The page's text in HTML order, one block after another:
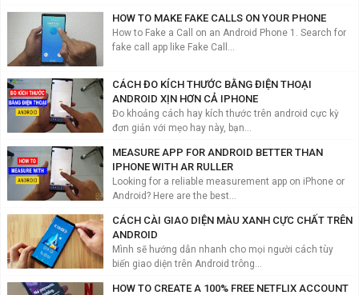
HOW TO MAKE FAKE CALLS ON YOUR PHONE
How to Fake a Call on an Android Phone 1. Search for
fake call app like Fake Call...
CÁCH ĐO KÍCH THƯỚC BẰNG ĐIỆN THOẠI
ANDROID XỊN HƠN CẢ IPHONE
Đo khoảng cách hay kích thước trên android cực kỳ
đơn giản với mẹo hay này, bạn...
MEASURE APP FOR ANDROID BETTER THAN
IPHONE WITH AR RULLER
Looking for a reliable measurement app on iPhone or
Android? Here are the best...
CÁCH CÀI GIAO DIỆN MÀU XANH CỰC CHẤT TRÊN
ANDROID
Mình sẽ hướng dẫn nhanh cho mọi người cách tùy
biến giao diện trên Android trông...
HOW TO CREATE A 100% FREE NETFLIX ACCOUNT